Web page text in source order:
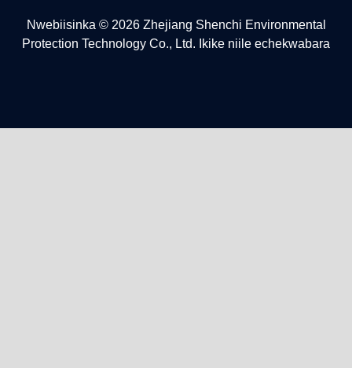
Nwebiisinka © 2026 Zhejiang Shenchi Environmental
Protection Technology Co., Ltd. Ikike niile echekwabara